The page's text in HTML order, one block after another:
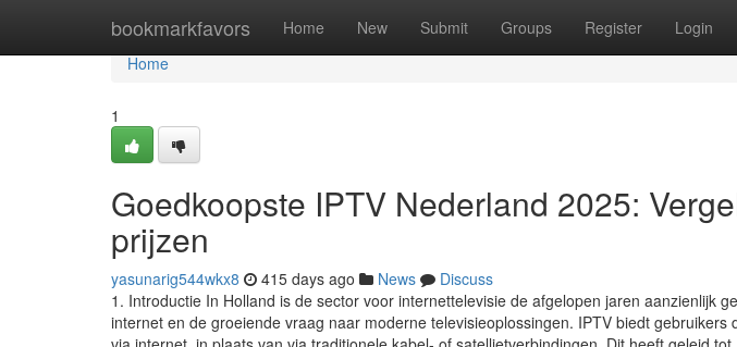
bookmarkfavors Home New Submit Groups Register Login
Home
Home
1
Goedkoopste IPTV Nederland 2025:
prijzen
yasunarig544wkx8 415 days ago News
Discuss
1. Introductie In Holland is de sector voor internettelevisie de afgelopen jaren aanzienlijk
internet en de groeiende vraag naar moderne televisieoplossingen. IPTV biedt gebruikers